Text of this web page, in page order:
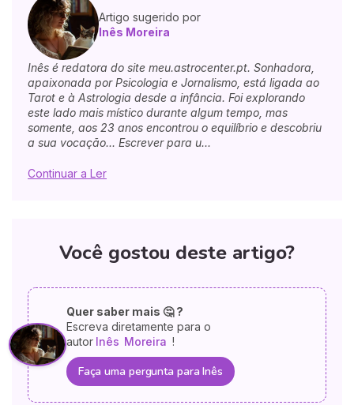
Artigo sugerido por
Inês Moreira
Inês é redatora do site meu.astrocenter.pt. Sonhadora,
apaixonada por Psicologia e Jornalismo, está ligada ao
Tarot e à Astrologia desde a infância. Foi explorando
este lado mais místico durante algum tempo, mas
somente, aos 23 anos encontrou o equilíbrio e descobriu
a sua vocação... Escrever para u...
Continuar a Ler
Você gostou deste artigo?
Quer saber mais 🤔 ?
Escreva diretamente para o
autor Inês Moreira !
Faça uma pergunta para Inês